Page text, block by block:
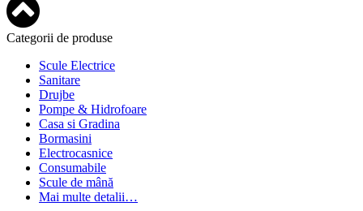
Categorii de produse
Scule Electrice
Sanitare
Drujbe
Pompe & Hidrofoare
Casa si Gradina
Bormasini
Electrocasnice
Consumabile
Scule de mână
Mai multe detalii…